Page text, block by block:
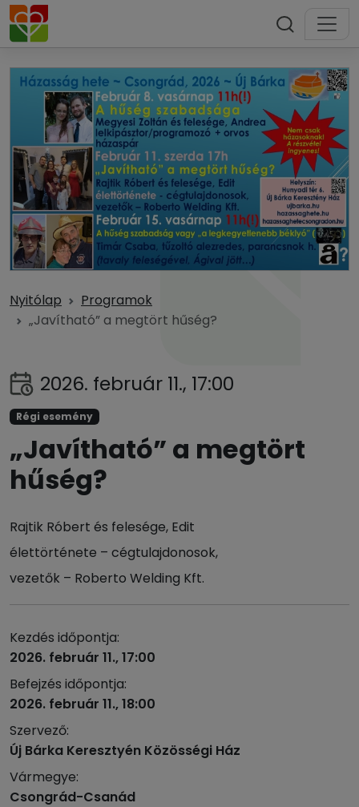
Nyitólap
Programok
„Javítható” a megtört hűség?
2026. február 11., 17:00
Régi esemény
„Javítható” a megtört
hűség?
Rajtik Róbert és felesége, Edit
élettörténete – cégtulajdonosok,
vezetők – Roberto Welding Kft.
Kezdés időpontja:
2026. február 11., 17:00
Befejzés időpontja:
2026. február 11., 18:00
Szervező:
Új Bárka Keresztyén Közösségi Ház
Vármegye:
Csongrád-Csanád